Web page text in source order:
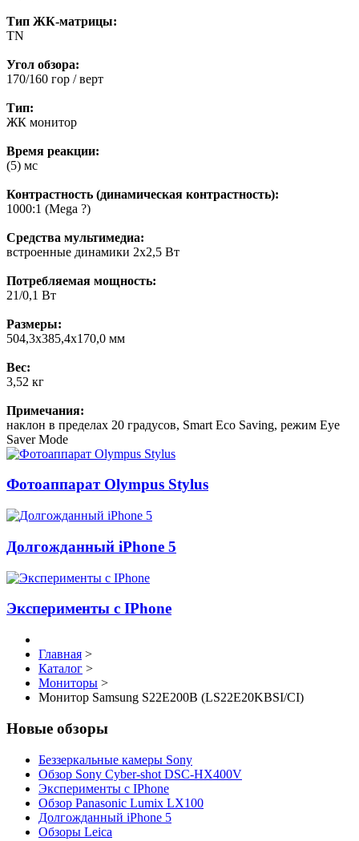
Тип ЖК-матрицы:
TN
Угол обзора:
170/160 гор / верт
Тип:
ЖК монитоp
Время реакции:
(5) мс
Контрастность (динамическая контрастность):
1000:1 (Mega ?)
Средства мультимедиа:
встроенные динамики 2x2,5 Вт
Потребляемая мощность:
21/0,1 Вт
Размеры:
504,3x385,4x170,0 мм
Вес:
3,52 кг
Примечания:
наклон в пределах 20 градусов, Smart Eco Saving, режим Eye
Saver Mode
Фотоаппарат Olympus Stylus
Долгожданный iPhone 5
Эксперименты с IPhone
Главная >
Каталог >
Мониторы >
Монитор Samsung S22E200B (LS22E20KBSI/CI)
Новые обзоры
Беззеркальные камеры Sony
Обзор Sony Cyber-shot DSC-HX400V
Эксперименты с IPhone
Обзор Panasonic Lumix LX100
Долгожданный iPhone 5
Обзоры Leica